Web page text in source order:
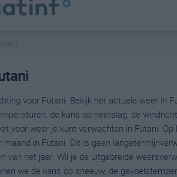
voor Futani. Bekijk het actuele weer in
de kans op neerslag, de
voor weer je kunt verwachten in Futani.
in Futani. Dit is geen
van het jaar. Wil je de uitgebreide
we de kans op sneeuw, de